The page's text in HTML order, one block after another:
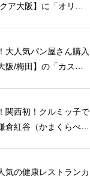
クア大阪】に「オリー
大人気パン屋さん購入
阪/梅田】の「カスカ
関西初！クルミッ子で
倉紅谷（かまくらべに
気の健康レストランカ